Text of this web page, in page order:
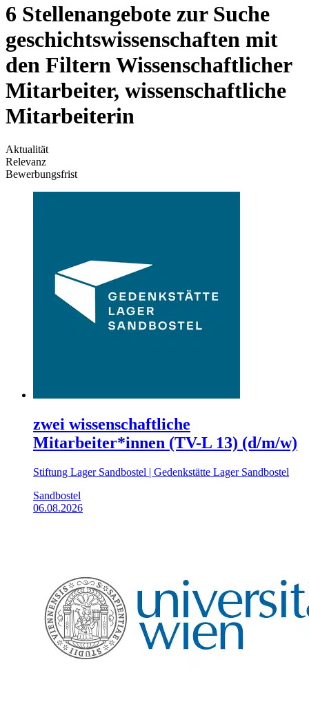
6 Stellenangebote zur Suche
geschichtswissenschaften mit
den Filtern Wissenschaftlicher
Mitarbeiter, wissenschaftliche
Mitarbeiterin
Aktualität
Relevanz
Bewerbungsfrist
zwei wissenschaftliche
Mitarbeiter*innen (TV-L 13) (d/m/w)
Stiftung Lager Sandbostel | Gedenkstätte Lager Sandbostel
Sandbostel
06.08.2026